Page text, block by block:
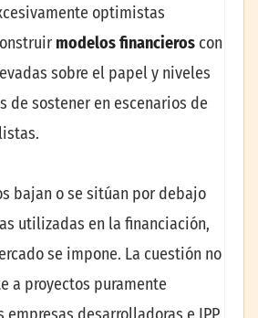
optimistas
modelos financieros con
sobre el papel y niveles
de sostener en escenarios de
bajan o se sitúan por debajo
utilizadas en la financiación,
se impone. La cuestión no
a proyectos puramente